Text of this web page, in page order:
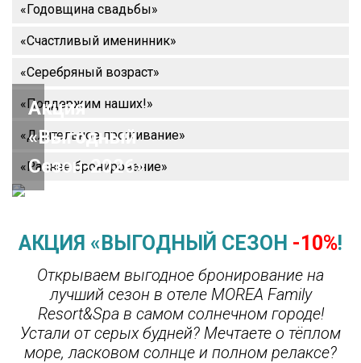
«Годовщина свадьбы»
«Счастливый именинник»
«Серебряный возраст»
«Поддержим наших!»
«Длительное проживание»
«Раннее бронирование»
Акция
«Выгодный
Сезон-2026»
АКЦИЯ «ВЫГОДНЫЙ СЕЗОН -10%!
Открываем выгодное бронирование на
лучший сезон в отеле MOREA Family
Resort&Spa в самом солнечном городе!
Устали от серых будней? Мечтаете о тёплом
море, ласковом солнце и полном релаксе?